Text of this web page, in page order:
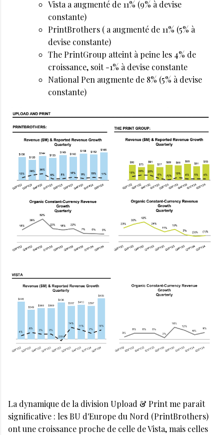
Vista a augmenté de 11% (9% à devise
constante)
PrintBrothers ( a augmenté de 11% (5% à
devise constante)
The PrintGroup atteint à peine les 4% de
croissance, soit -1% à devise constante
National Pen augmente de 8% (5% à devise
constante)
La dynamique de la division Upload & Print me paraît
significative : les BU d'Europe du Nord (PrintBrothers)
ont une croissance proche de celle de Vista, mais celles